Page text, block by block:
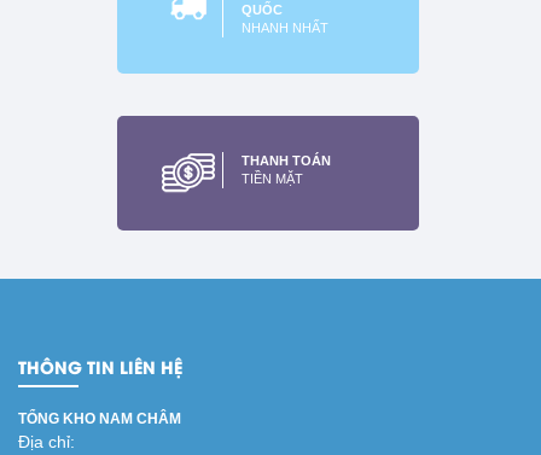
QUỐC
NHANH NHẤT
THANH TOÁN
TIỀN MẶT
THÔNG TIN LIÊN HỆ
TỔNG KHO NAM CHÂM
Địa chỉ: